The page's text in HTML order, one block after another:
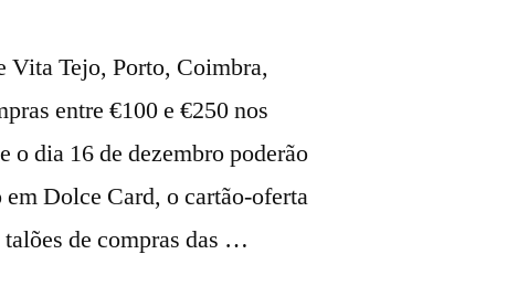
Tejo, Porto, Coimbra,
entre €100 e €250 nos
o dia 16 de dezembro poderão
Dolce Card, o cartão-oferta
de compras das …